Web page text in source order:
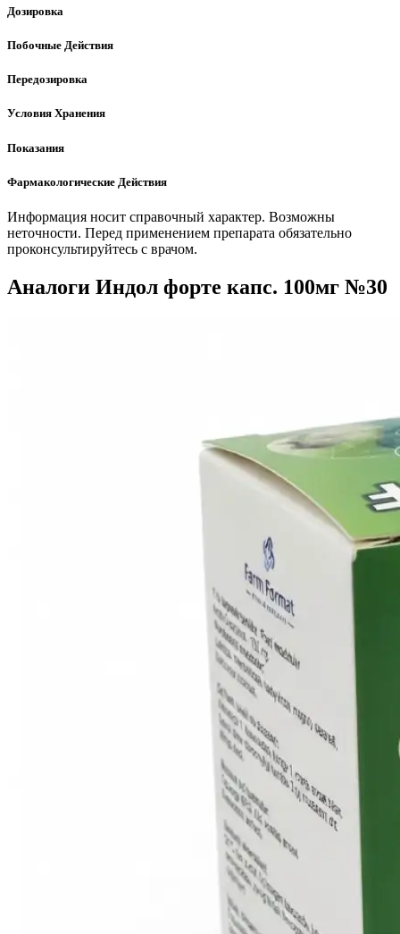
Дозировка
Побочные Действия
Передозировка
Условия Хранения
Показания
Фармакологические Действия
Информация носит справочный характер. Возможны
неточности. Перед применением препарата обязательно
проконсультируйтесь с врачом.
Аналоги Индол форте капс. 100мг №30